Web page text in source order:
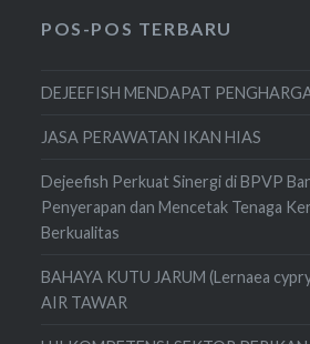
POS-POS TERBARU
DEJEEFISH MENDAPAT
JASA PERAWATAN IKAN HIAS
Dejeefish Perkuat Sinergi di BPVP
Penyerapan dan Mencetak Tenaga
Berkualitas
BAHAYA KUTU JARUM (Lernaea
AIR TAWAR